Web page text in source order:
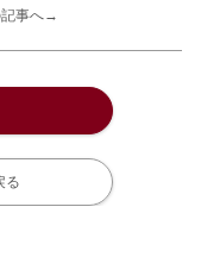
記事へ→
る